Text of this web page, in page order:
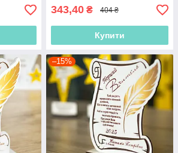
343,40 ₴ 404 ₴
Купити
–15%